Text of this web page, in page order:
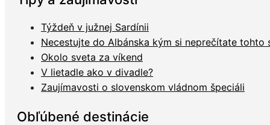
Týždeň v južnej Sardínii
Necestujte do Albánska kým si neprečítate tohto
Okolo sveta za víkend
V lietadle ako v divadle?
Zaujímavosti o slovenskom vládnom špeciáli
Obľúbené destinácie